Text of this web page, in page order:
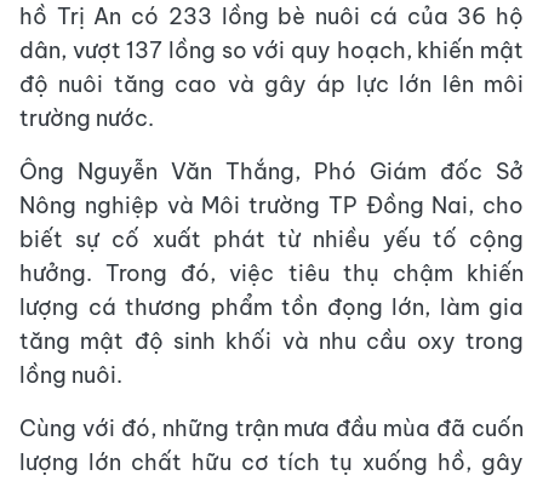
hồ Trị An có 233 lồng bè nuôi cá của 36 hộ
dân, vượt 137 lồng so với quy hoạch, khiến mật
độ nuôi tăng cao và gây áp lực lớn lên môi
trường nước.
Ông Nguyễn Văn Thắng, Phó Giám đốc Sở
Nông nghiệp và Môi trường TP Đồng Nai, cho
biết sự cố xuất phát từ nhiều yếu tố cộng
hưởng. Trong đó, việc tiêu thụ chậm khiến
lượng cá thương phẩm tồn đọng lớn, làm gia
tăng mật độ sinh khối và nhu cầu oxy trong
lồng nuôi.
Cùng với đó, những trận mưa đầu mùa đã cuốn
lượng lớn chất hữu cơ tích tụ xuống hồ, gây